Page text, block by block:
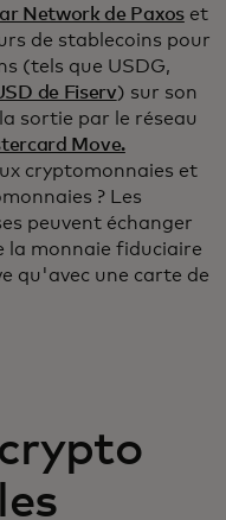
Network de Paxoset
de stablecoins pour
(tels que USDG,
de Fiserv) sur son
sortie par le réseau
Move.
cryptomonnaies et
? Les
peuvent échanger
la monnaie fiduciaire
qu'avec une carte de